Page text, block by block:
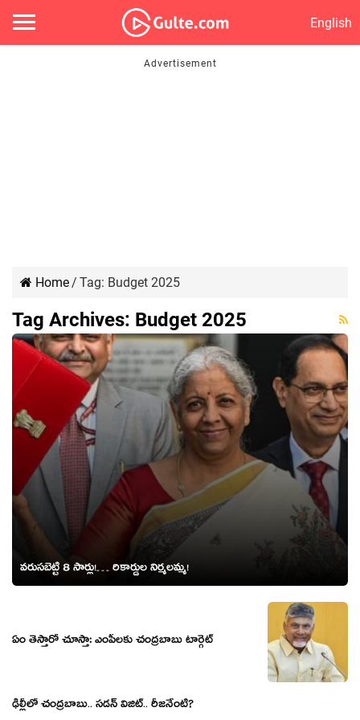
English
Home/ Tag: Budget 2025
Tag Archives: Budget 2025
వరుసబెట్టి 8 సార్లు!… రికార్డుల నిర్మలమ్మ!
ఏం తెస్తారో చూస్తా: ఎంపీల‌కు చంద్ర‌బాబు టార్గెట్‌
ఢిల్లీలో చంద్ర‌బాబు.. స‌డ‌న్ విజిట్.. రీజ‌నేంటి?